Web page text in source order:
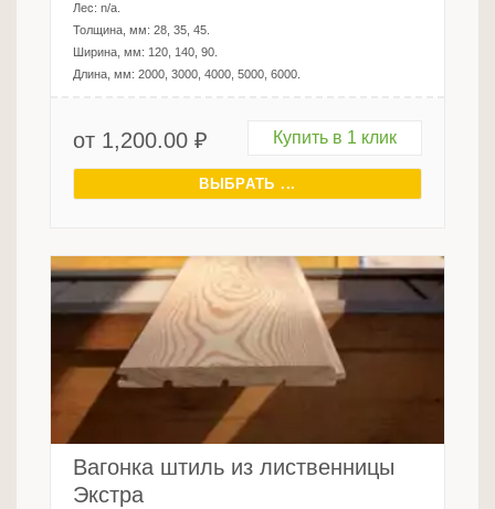
Лес: n/a.
Толщина, мм: 28, 35, 45.
Ширина, мм: 120, 140, 90.
Длина, мм: 2000, 3000, 4000, 5000, 6000.
от 1,200.00 ₽ Купить в 1 клик
ВЫБРАТЬ ...
Вагонка штиль из лиственницы
Экстра